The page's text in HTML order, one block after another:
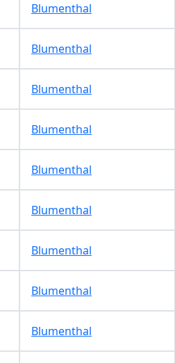
Blumenthal
Blumenthal
Blumenthal
Blumenthal
Blumenthal
Blumenthal
Blumenthal
Blumenthal
Blumenthal